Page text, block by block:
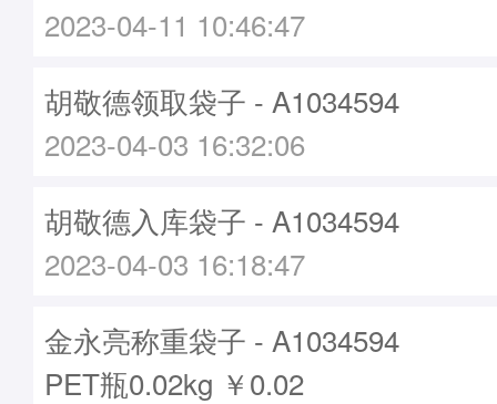
2023-04-11 10:46:47
胡敬德领取袋子 - A1034594
2023-04-03 16:32:06
胡敬德入库袋子 - A1034594
2023-04-03 16:18:47
金永亮称重袋子 - A1034594
PET瓶0.02kg ￥0.02